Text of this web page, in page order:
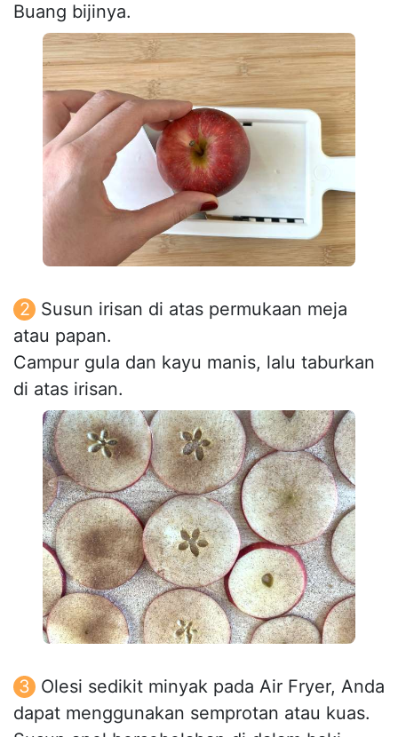
Buang bijinya.
Susun irisan di atas permukaan meja
atau papan.
Campur gula dan kayu manis, lalu taburkan
di atas irisan.
Olesi sedikit minyak pada Air Fryer, Anda
dapat menggunakan semprotan atau kuas.